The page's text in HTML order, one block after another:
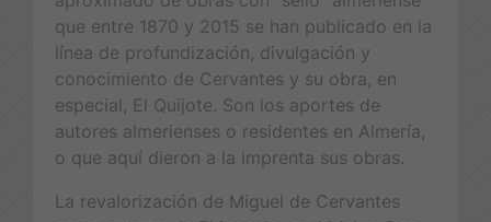
que entre 1870 y 2015 se han publicado en la
línea de profundización, divulgación y
conocimiento de Cervantes y su obra, en
especial, El Quijote. Son los aportes de
autores almerienses o residentes en Almería,
o que aquí dieron a la imprenta sus obras.
La revalorización de Miguel de Cervantes